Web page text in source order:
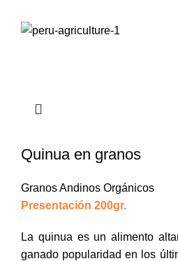
Quinua en granos
Granos Andinos Orgánicos
Presentación 200gr.
La quinua es un alimento
ganado popularidad en los